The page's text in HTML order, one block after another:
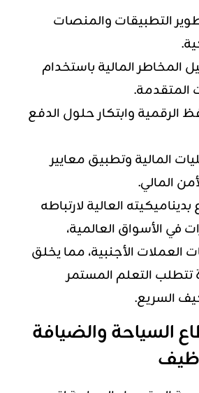
التطبيقات والمنصات
المخاطر المالية باستخدام
المتقدمة.
الرقمية وابتكار حلول الدفع
المالية وتطبيق معايير
المالي.
العالية لارتباطه
في الأسواق العالمية،
العملات الأجنبية، مما يخلق
التعلم المستمر
السريع.
السياحة والضيافة